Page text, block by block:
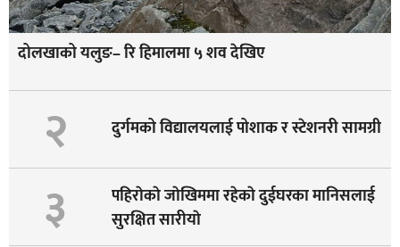
दोलखाको यलुङ– रि हिमालमा ५ शव देखिए
२ दुर्गमको विद्यालयलाई पोशाक र स्टेशनरी सामग्री
३
पहिराेकाे जाेखिममा रहेकाे दुईघरका मानिसलाई
सुरक्षित सारीयाे